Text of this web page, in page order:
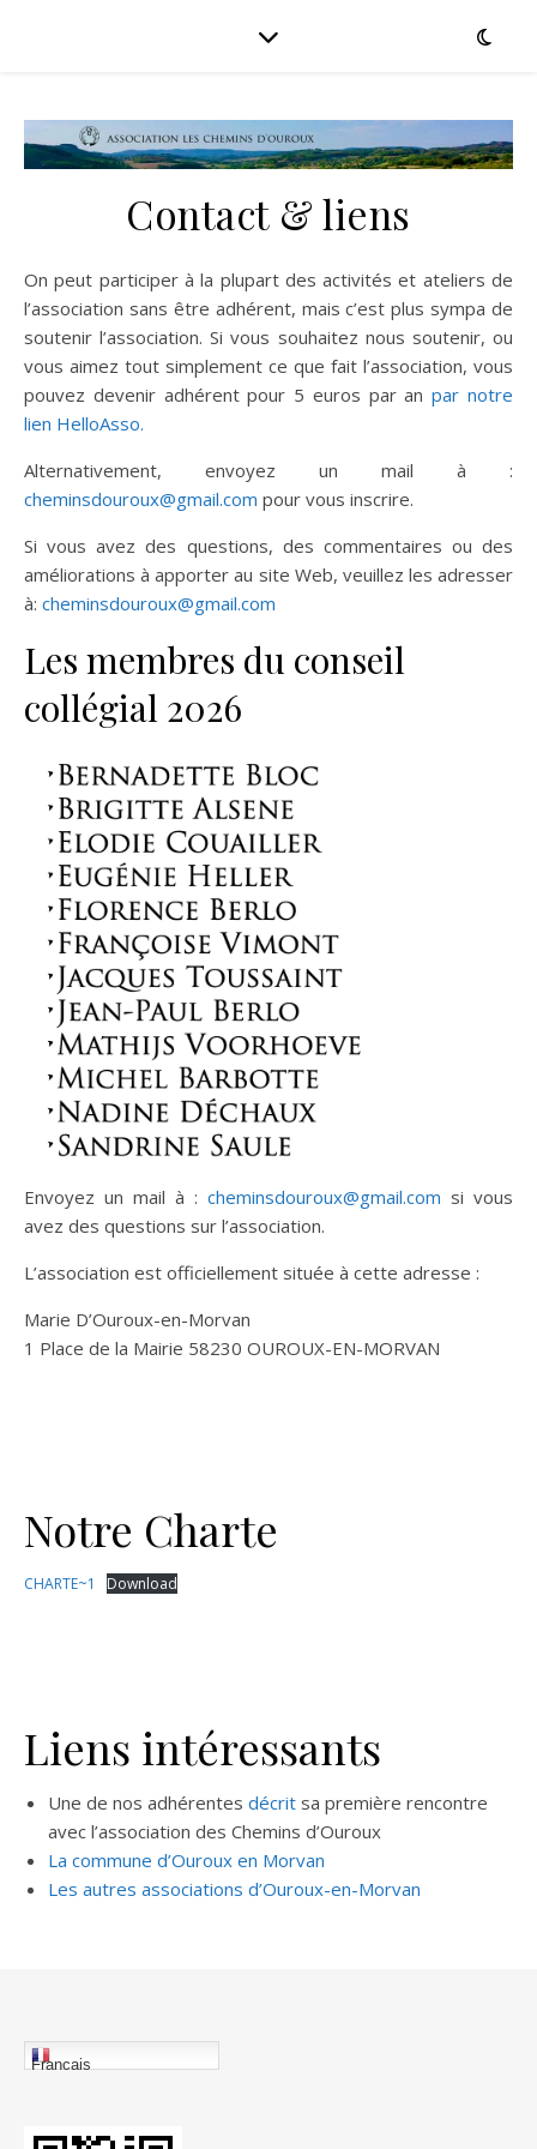
Contact & liens
On peut participer à la plupart des activités et ateliers de
l’association sans être adhérent, mais c’est plus sympa de
soutenir l’association. Si vous souhaitez nous soutenir, ou
vous aimez tout simplement ce que fait l’association, vous
pouvez devenir adhérent pour 5 euros par anpar notre
lien HelloAsso.
Alternativement, envoyez un mail à :
cheminsdouroux@gmail.com pour vous inscrire.
Si vous avez des questions, des commentaires ou des
améliorations à apporter au site Web, veuillez les adresser
à: cheminsdouroux@gmail.com
Les membres du conseil
collégial 2026
Envoyez un mail à : cheminsdouroux@gmail.com si vous
avez des questions sur l’association.
L’association est officiellement située à cette adresse :
Marie D’Ouroux-en-Morvan
1 Place de la Mairie 58230 OUROUX-EN-MORVAN
Notre Charte
CHARTE~1 Download
Liens intéressants
Une de nos adhérentes décrit sa première rencontre
avec l’association des Chemins d’Ouroux
La commune d’Ouroux en Morvan
Les autres associations d’Ouroux-en-Morvan
Français